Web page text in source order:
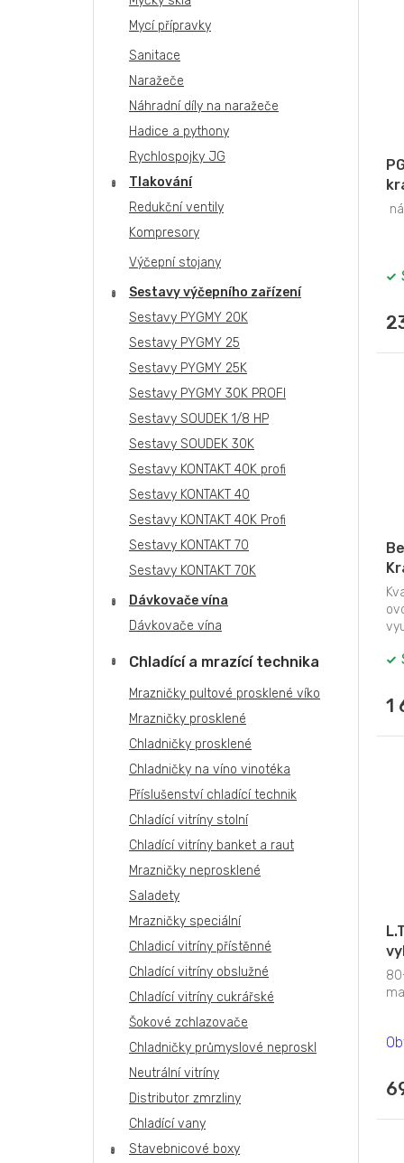
Mycí přípravky
Sanitace
Naražeče
Náhradní díly na naražeče
Hadice a pythony
Rychlospojky JG
Tlakování
Redukční ventily
Kompresory
Výčepní stojany
Sestavy výčepního zařízení
Sestavy PYGMY 20K
Sestavy PYGMY 25
Sestavy PYGMY 25K
Sestavy PYGMY 30K PROFI
Sestavy SOUDEK 1/8 HP
Sestavy SOUDEK 30K
Sestavy KONTAKT 40K profi
Sestavy KONTAKT 40
Sestavy KONTAKT 40K Profi
Sestavy KONTAKT 70
Sestavy KONTAKT 70K
Dávkovače vína
Dávkovače vína
Chladící a mrazící technika
Mrazničky pultové prosklené víko
Mrazničky prosklené
Chladničky prosklené
Chladničky na víno vinotéka
Příslušenství chladící technik
Chladící vitríny stolní
Chladící vitríny banket a raut
Mrazničky neprosklené
Saladety
Mrazničky speciální
Chladicí vitríny přístěnné
Chladící vitríny obslužné
Chladící vitríny cukrářské
Šokové zchlazovače
Chladničky průmyslové neproskl
Neutrální vitríny
Distributor zmrzliny
Chladící vany
Stavebnicové boxy
1